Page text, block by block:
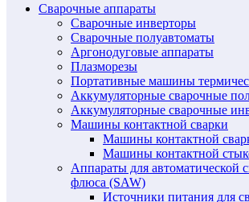
Сварочные аппараты
Сварочные инверторы
Сварочные полуавтоматы
Аргонодуговые аппараты
Плазморезы
Портативные машины
Аккумуляторные сварочные
Аккумуляторные сварочные
Машины контактной сварки
Машины контактной
Машины контактной
Аппараты для автоматической
флюса (SAW)
Источники питания для